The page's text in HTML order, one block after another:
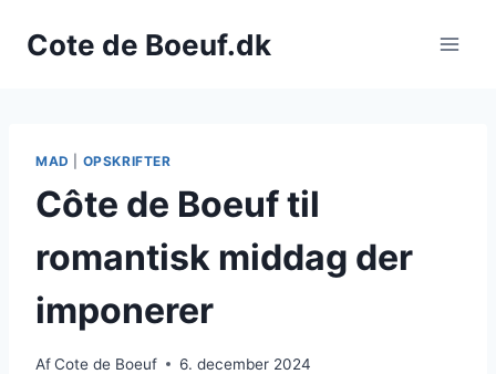
Cote de Boeuf.dk
MAD OPSKRIFTER
Côte de Boeuf til
romantisk middag der
imponerer
AfCote de Boeuf 6. december 2024